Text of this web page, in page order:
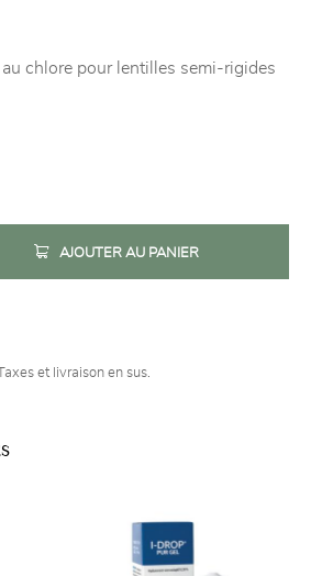
au chlore pour lentilles semi-rigides
AJOUTER AU PANIER
et livraison en sus.